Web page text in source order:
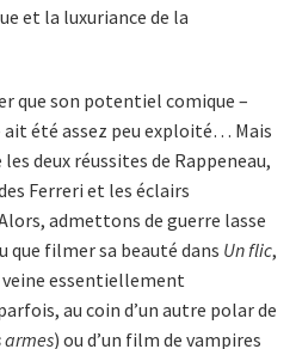
et la luxuriance de la
que son potentiel comique –
ait été assez peu exploité… Mais
deux réussites de Rappeneau,
Ferreri et les éclairs
admettons de guerre lasse
que filmer sa beauté dans Un flic,
veine essentiellement
au coin d’un autre polar de
armes) ou d’un film de vampires